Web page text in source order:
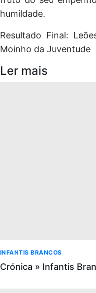
humildade.
Resultado Final:
Moinho da Juventude
Ler mais
INFANTIS BRANCOS
Crónica » Infantis